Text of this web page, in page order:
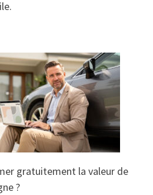
gratuitement la valeur de
?